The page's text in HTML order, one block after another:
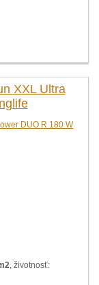
XXL Ultra
, životnosť: